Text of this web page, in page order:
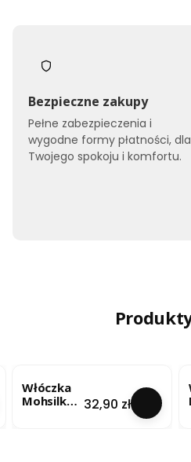
Bezpieczne zakupy
Pełne zabezpieczenia i
wygodne formy płatności, dla
Twojego spokoju i komfortu.
Włóczka
Mohsilko – Cena
32,90 zł